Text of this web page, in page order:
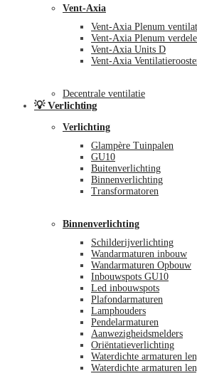
Vent-Axia
Vent-Axia Plenum
Vent-Axia Plenum
Vent-Axia Units D
Vent-Axia
Decentrale ventilatie
💡 Verlichting
Verlichting
Glampère Tuinpalen
GU10
Buitenverlichting
Binnenverlichting
Transformatoren
Binnenverlichting
Schilderijverlichting
Wandarmaturen inbouw
Wandarmaturen Opbouw
Inbouwspots GU10
Led inbouwspots
Plafondarmaturen
Lamphouders
Pendelarmaturen
Aanwezigheidsmelders
Oriëntatieverlichting
Waterdichte armaturen
Waterdichte armaturen